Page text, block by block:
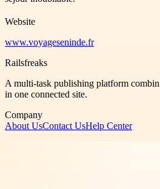
Website
www.voyageseninde.fr
Railsfreaks
A multi-task publishing platform
in one connected site.
Company
About UsContact UsHelp Center